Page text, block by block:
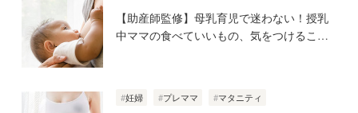
【助産師監修】母乳育児で迷わない！授乳
中ママの食べていいもの、気をつけること
妊婦 プレママ マタニティ